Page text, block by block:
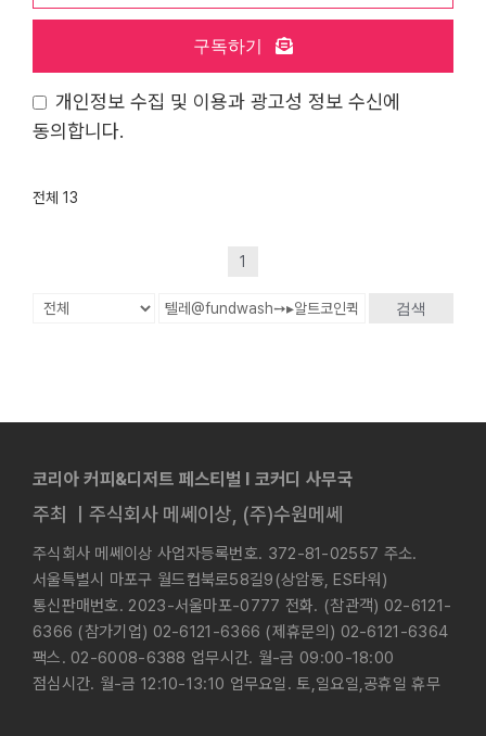
구독하기
개인정보 수집 및 이용과 광고성 정보 수신에
동의합니다.
전체 13
1
검색
코리아 커피&디저트 페스티벌 l 코커디 사무국
주최 ㅣ주식회사 메쎄이상, (주)수원메쎄
주식회사 메쎄이상 사업자등록번호. 372-81-02557 주소.
서울특별시 마포구 월드컵북로58길9(상암동, ES타워)
통신판매번호. 2023-서울마포-0777 전화. (참관객) 02-6121-
6366 (참가기업) 02-6121-6366 (제휴문의) 02-6121-6364
팩스. 02-6008-6388 업무시간. 월-금 09:00-18:00
점심시간. 월-금 12:10-13:10 업무요일. 토,일요일,공휴일 휴무